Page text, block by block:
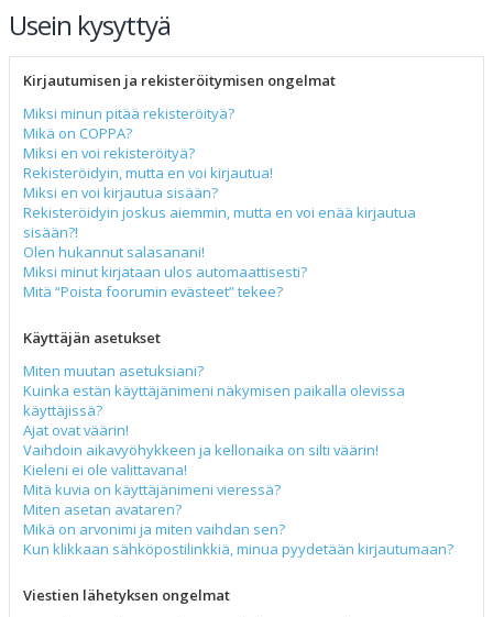
Usein kysyttyä
Kirjautumisen ja rekisteröitymisen ongelmat
Miksi minun pitää rekisteröityä?
Mikä on COPPA?
Miksi en voi rekisteröityä?
Rekisteröidyin, mutta en voi kirjautua!
Miksi en voi kirjautua sisään?
Rekisteröidyin joskus aiemmin, mutta en voi enää kirjautua
sisään?!
Olen hukannut salasanani!
Miksi minut kirjataan ulos automaattisesti?
Mitä “Poista foorumin evästeet” tekee?
Käyttäjän asetukset
Miten muutan asetuksiani?
Kuinka estän käyttäjänimeni näkymisen paikalla olevissa
käyttäjissä?
Ajat ovat väärin!
Vaihdoin aikavyöhykkeen ja kellonaika on silti väärin!
Kieleni ei ole valittavana!
Mitä kuvia on käyttäjänimeni vieressä?
Miten asetan avataren?
Mikä on arvonimi ja miten vaihdan sen?
Kun klikkaan sähköpostilinkkiä, minua pyydetään kirjautumaan?
Viestien lähetyksen ongelmat